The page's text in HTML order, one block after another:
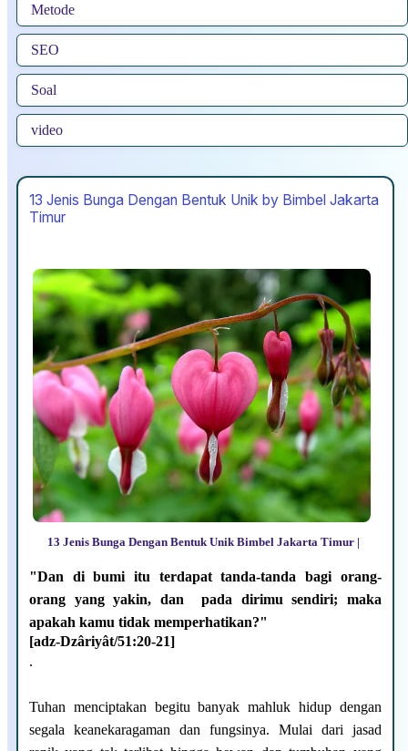
Metode
SEO
Soal
video
13 Jenis Bunga Dengan Bentuk Unik by Bimbel Jakarta
Timur
13 Jenis Bunga Dengan Bentuk Unik Bimbel Jakarta Timur |
"Dan di bumi itu terdapat tanda-tanda bagi orang-
orang yang yakin, dan pada dirimu sendiri; maka
apakah kamu tidak memperhatikan?"
[adz-Dzâriyât/51:20-21]
.
Tuhan menciptakan begitu banyak mahluk hidup dengan
segala keanekaragaman dan fungsinya. Mulai dari jasad